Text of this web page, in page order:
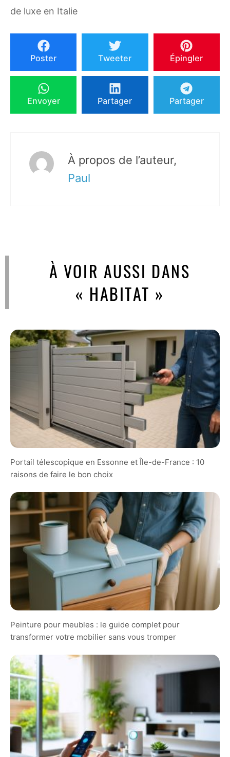
de luxe en Italie
Poster Tweeter Épingler
Envoyer Partager Partager
À propos de l’auteur,
Paul
À VOIR AUSSI DANS
« HABITAT »
Portail télescopique en Essonne et Île-de-France : 10
raisons de faire le bon choix
Peinture pour meubles : le guide complet pour
transformer votre mobilier sans vous tromper